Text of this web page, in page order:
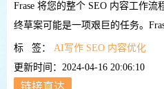
Frase 将您的整个 SEO 内容工作
终草案可能是一项艰巨的任务。
标 签： AI写作 SEO 内容优化
更新时间：2024-04-16 20:06:10
链接直达